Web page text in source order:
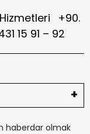
+90.
15 91 – 92
haberdar olmak